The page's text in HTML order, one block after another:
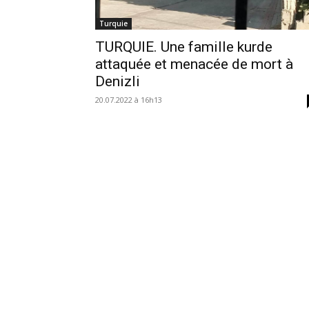
Turquie
TURQUIE. Une famille kurde
attaquée et menacée de mort à
Denizli
20.07.2022 à 16h13